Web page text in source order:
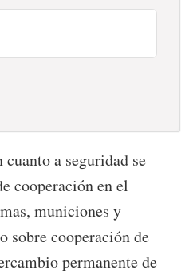
a seguridad se
cooperación en el
municiones y
sobre cooperación de
permanente de